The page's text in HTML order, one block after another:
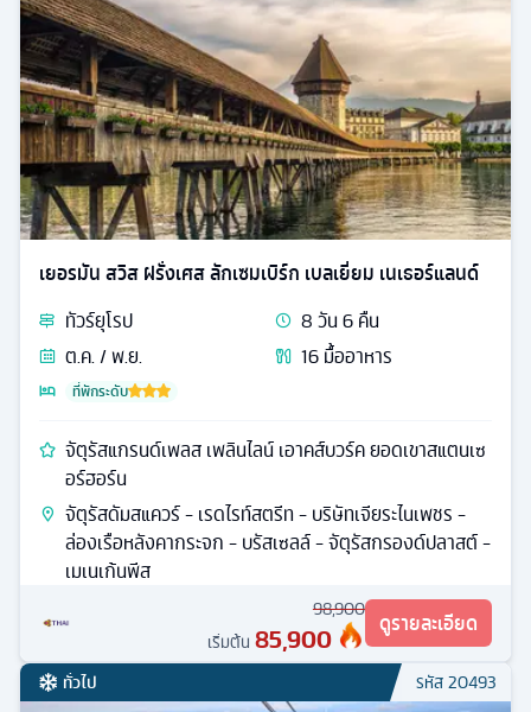
เยอรมัน สวิส ฝรั่งเศส ลักเซมเบิร์ก เบลเยี่ยม เนเธอร์แลนด์
ทัวร์ยุโรป 8วัน6คืน
ต.ค. / พ.ย.
16มื้ออาหาร
ที่พักระดับ
จัตุรัสแกรนด์เพลส เพลินไลน์ เอาคส์บวร์ค ยอดเขาสแตนเซ
อร์ฮอร์น
จัตุรัสดัมสแควร์ - เรดไรท์สตรีท - บริษัทเจียระไนเพชร -
ล่องเรือหลังคากระจก - บรัสเซลล์ - จัตุรัสกรองด์ปลาสต์ -
เมเนเก้นพีส
98,900
เริ่มต้น 85,900 ดูรายละเอียด
ทั่วไป รหัส20493